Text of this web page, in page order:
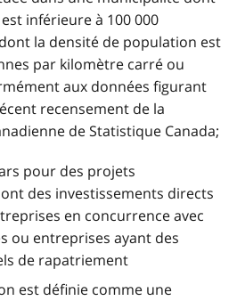
inférieure à 100 000
la densité de population est
par kilomètre carré ou
aux données figurant
recensement de la
de Statistique Canada;
pour des projets
des investissements directs
en concurrence avec
ou entreprises ayant des
de rapatriement
est définie comme une